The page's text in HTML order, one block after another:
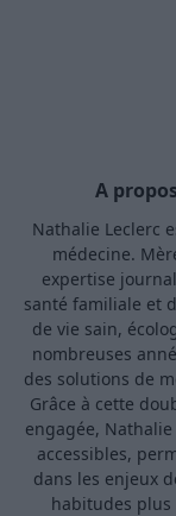
A
Nathalie Leclerc
médecine.
expertise
santé familiale et
de vie sain,
nombreuses
des solutions de
Grâce à cette
engagée,
accessibles,
dans les enjeux
habitudes plus